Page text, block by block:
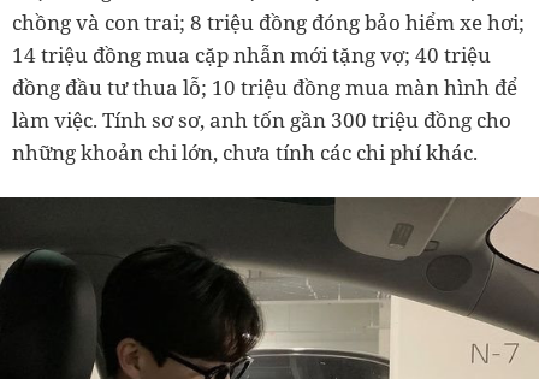
chồng và con trai; 8 triệu đồng đóng bảo hiểm xe hơi;
14 triệu đồng mua cặp nhẫn mới tặng vợ; 40 triệu
đồng đầu tư thua lỗ; 10 triệu đồng mua màn hình để
làm việc. Tính sơ sơ, anh tốn gần 300 triệu đồng cho
những khoản chi lớn, chưa tính các chi phí khác.